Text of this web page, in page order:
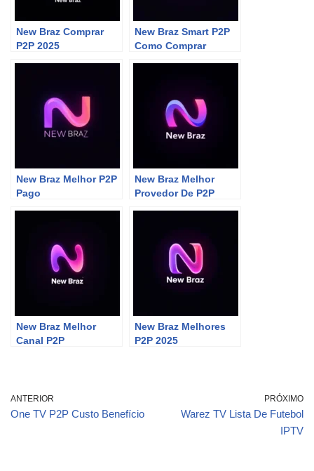
New Braz Comprar
P2P 2025
New Braz Smart P2P
Como Comprar
New Braz Melhor P2P
Pago
New Braz Melhor
Provedor De P2P
New Braz Melhor
Canal P2P
New Braz Melhores
P2P 2025
ANTERIOR
One TV P2P Custo Benefício
PRÓXIMO
Warez TV Lista De Futebol
IPTV